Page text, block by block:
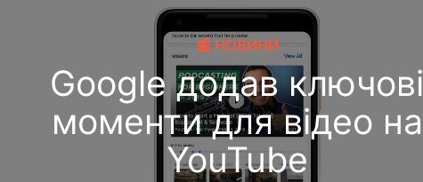
📰 НОВИНИ
Google додав ключові
моменти для відео на
YouTube